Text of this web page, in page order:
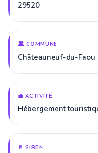
29520
🏛️ COMMUNE
Châteauneuf-du-Faou
💼 ACTIVITÉ
Hébergement
📄 SIREN